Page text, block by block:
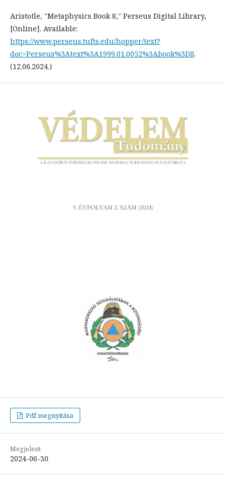
Aristotle, "Metaphysics Book 8," Perseus Digital Library,
[Online]. Available:
https://www.perseus.tufts.edu/hopper/text?
doc=Perseus%3Atext%3A1999.01.0052%3Abook%3D8.
(12.06.2024.)
Pdf megnyitása
Megjelent
2024-06-30